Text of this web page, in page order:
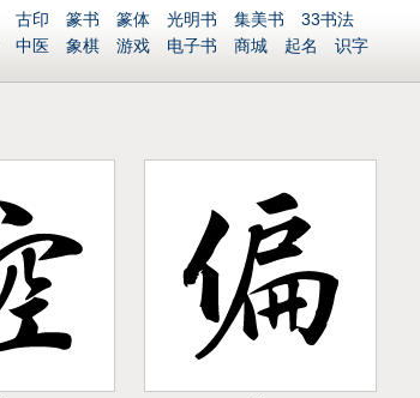
古印 篆书 篆体 光明书 集美书
33书法
中医 象棋 游戏 电子书 商城 起名
识字